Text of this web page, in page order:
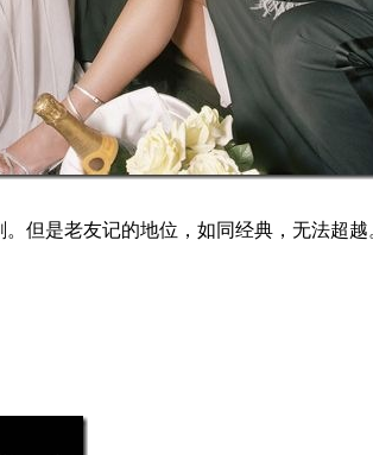
。但是老友记的地位，如同经典，无法超